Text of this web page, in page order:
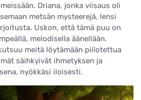
Oriana, jonka viisaus oli
metsän mysteerejä, lensi
Uskon, että tämä puu on
melodisella äänellään.
meitä löytämään piilotettua
säihkyivät ihmetyksen ja
nyökkäsi iloisesti.